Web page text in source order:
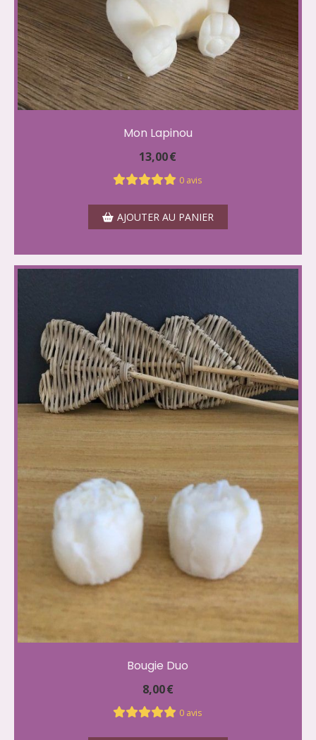
Mon Lapinou
13,00€
0 avis
AJOUTER AU PANIER
Bougie Duo
8,00€
0 avis